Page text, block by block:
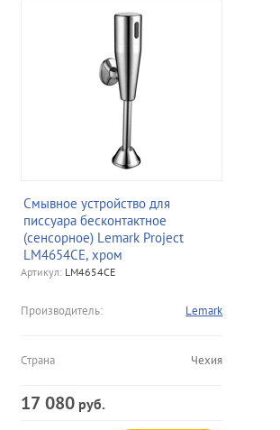
Смывное устройство для
писсуара бесконтактное
(сенсорное) Lemark Project
LM4654CE, хром
Артикул:LM4654CE
Производитель: Lemark
Страна Чехия
17 080руб.